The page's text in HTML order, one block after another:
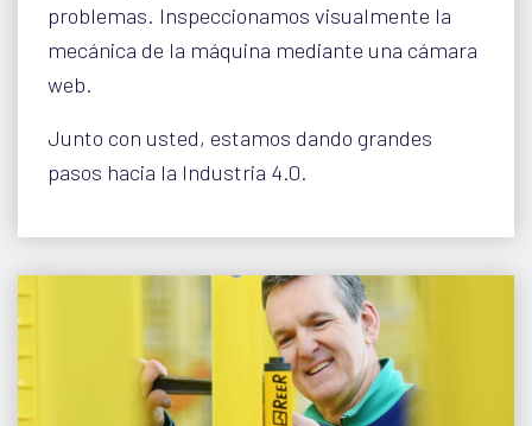
problemas. Inspeccionamos visualmente la
mecánica de la máquina mediante una cámara
web.
Junto con usted, estamos dando grandes
pasos hacia la Industria 4.0.